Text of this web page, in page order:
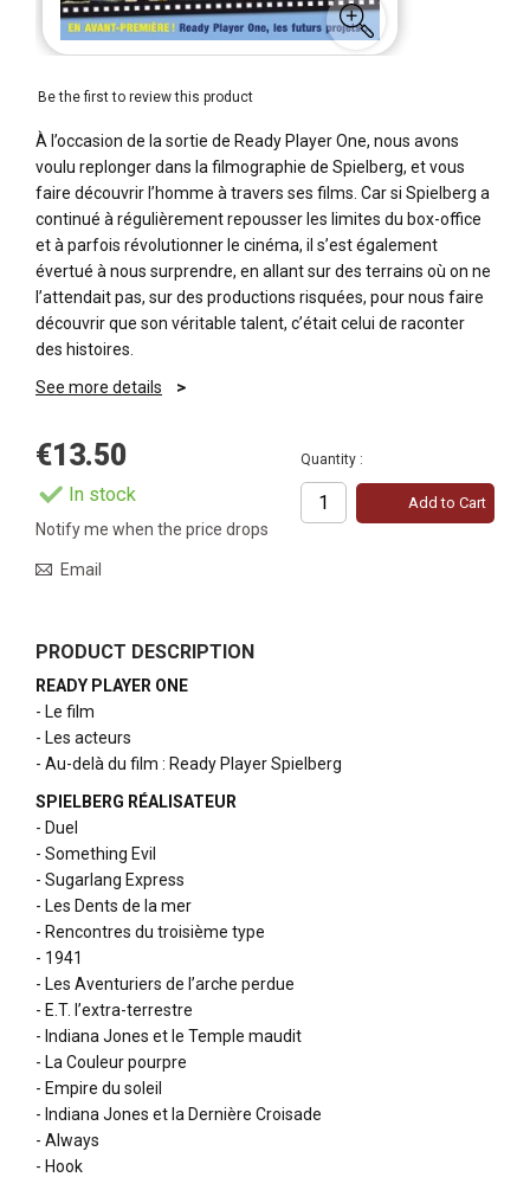
Be the first to review this product
À l’occasion de la sortie de Ready Player One, nous avons
voulu replonger dans la filmographie de Spielberg, et vous
faire découvrir l’homme à travers ses films. Car si Spielberg a
continué à régulièrement repousser les limites du box-office
et à parfois révolutionner le cinéma, il s’est également
évertué à nous surprendre, en allant sur des terrains où on ne
l’attendait pas, sur des productions risquées, pour nous faire
découvrir que son véritable talent, c’était celui de raconter
des histoires.
See more details
€13.50
In stock
Quantity :
Add to Cart
Notify me when the price drops
Email
PRODUCT DESCRIPTION
READY PLAYER ONE
- Le film
- Les acteurs
- Au-delà du film : Ready Player Spielberg
SPIELBERG RÉALISATEUR
- Duel
- Something Evil
- Sugarlang Express
- Les Dents de la mer
- Rencontres du troisième type
- 1941
- Les Aventuriers de l’arche perdue
- E.T. l’extra-terrestre
- Indiana Jones et le Temple maudit
- La Couleur pourpre
- Empire du soleil
- Indiana Jones et la Dernière Croisade
- Always
- Hook